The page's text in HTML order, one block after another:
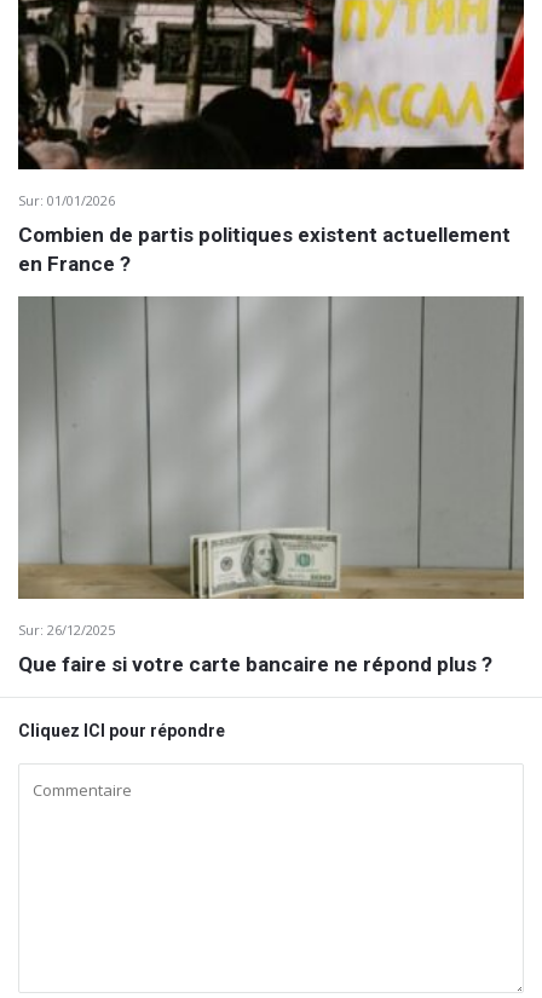
Sur: 01/01/2026
Combien de partis politiques existent actuellement
en France ?
Sur: 26/12/2025
Que faire si votre carte bancaire ne répond plus ?
Cliquez ICI pour répondre